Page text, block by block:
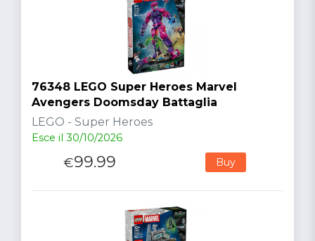
76348 LEGO Super Heroes Marvel
Avengers Doomsday Battaglia
LEGO - Super Heroes
Esce il 30/10/2026
€99.99 Buy